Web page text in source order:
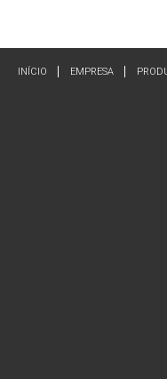
INÍCIO EMPRESA